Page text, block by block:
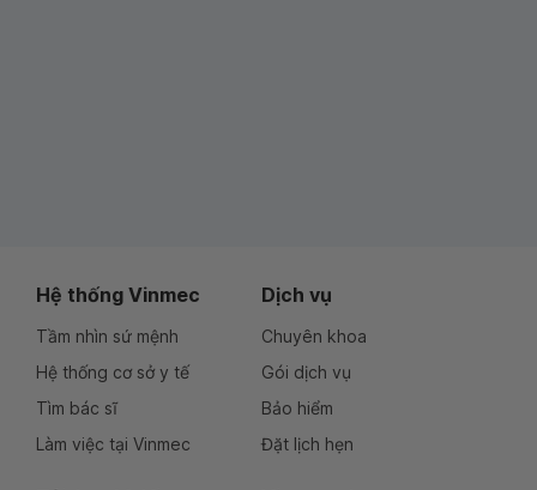
Hệ thống Vinmec
Tầm nhìn sứ mệnh
Hệ thống cơ sở y tế
Tìm bác sĩ
Làm việc tại Vinmec
Dịch vụ
Chuyên khoa
Gói dịch vụ
Bảo hiểm
Đặt lịch hẹn